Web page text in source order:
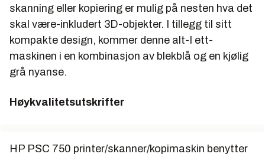
skanning eller kopiering er mulig på nesten hva det
skal være-inkludert 3D-objekter. I tillegg til sitt
kompakte design, kommer denne alt-I ett-
maskinen i en kombinasjon av blekblå og en kjølig
grå nyanse.
Høykvalitetsutskrifter
HP PSC 750 printer/skanner/kopimaskin benytter